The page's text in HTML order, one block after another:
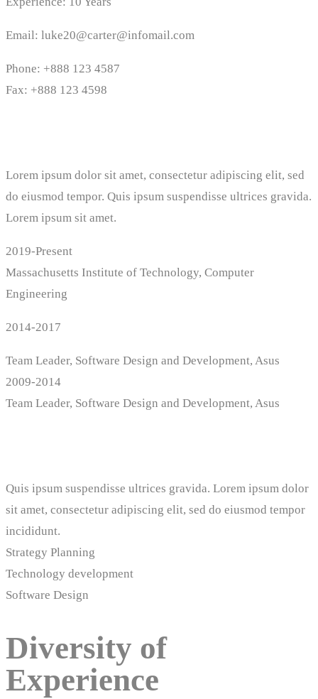
Email: luke20@carter@infomail.com
Phone: +888 123 4587
Fax: +888 123 4598
Lorem ipsum dolor sit amet, consectetur adipiscing elit, sed
do eiusmod tempor. Quis ipsum suspendisse ultrices gravida.
Lorem ipsum sit amet.
2019-Present
Massachusetts Institute of Technology, Computer
Engineering
2014-2017
Team Leader, Software Design and Development, Asus
2009-2014
Team Leader, Software Design and Development, Asus
Quis ipsum suspendisse ultrices gravida. Lorem ipsum dolor
sit amet, consectetur adipiscing elit, sed do eiusmod tempor
incididunt.
Strategy Planning
Technology development
Software Design
Diversity of
Experience